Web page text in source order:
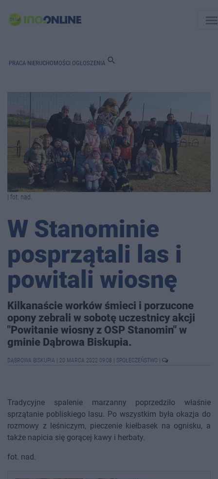
PRACA NIERUCHOMOŚCI OGŁOSZENIA search
| fot. nad.
W Stanominie
posprzątali las i
powitali wiosnę
Kilkanaście worków śmieci i porzucone
opony zebrali w sobotę uczestnicy akcji
"Powitanie wiosny z OSP Stanomin" w
gminie Dąbrowa Biskupia.
DĄBROWA BISKUPIA 20 MARCA 2022 09:08 SPOŁECZEŃSTWO
Tradycyjne spalenie marzanny poprzedziło właśnie
sprzątanie pobliskiego lasu. Po wszystkim była okazja do
rozmowy z leśniczym, pieczenie kiełbasek na ognisku, a
także napicia się gorącej kawy i herbaty.
fot. nad.